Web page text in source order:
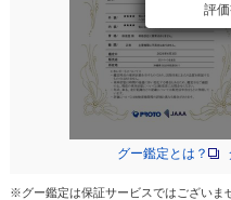
評
グー鑑定とは？
※グー鑑定は保証サービスではございま